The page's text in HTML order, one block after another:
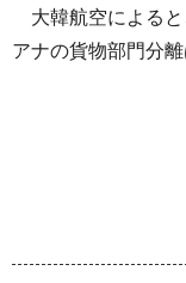
大韓航空によると
アナの貨物部門分離